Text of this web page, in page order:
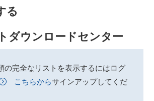
る
ダウンロードセンター
の完全なリストを表示するにはログ
こちらからサインアップしてくだ